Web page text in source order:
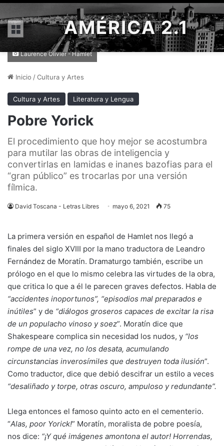
Menú AMÉRICA 2.1
Laurence Olivier - Hamlet
Inicio /Cultura y Artes
Cultura y Artes Literatura y Lengua
Pobre Yorick
El procedimiento que hoy mejor se acostumbra
para mutilar las obras de inteligencia y
convertirlas en lamidas e inanes bazofias para el
“gran público” es trocarlas por una versión
fílmica.
David Toscana - Letras Libres mayo 6, 2021 75
La primera versión en español de Hamlet nos llegó a
finales del siglo XVIII por la mano traductora de Leandro
Fernández de Moratín. Dramaturgo también, escribe un
prólogo en el que lo mismo celebra las virtudes de la obra,
que critica lo que a él le parecen graves defectos. Habla de
“accidentes inoportunos”, “episodios mal preparados e
inútiles” y de “diálogos groseros capaces de excitar la risa
de un populacho vinoso y soez”. Moratín dice que
Shakespeare complica sin necesidad los nudos, y “los
rompe de una vez, no los desata, acumulando
circunstancias inverosímiles que destruyen toda ilusión”.
Como traductor, dice que debió descifrar un estilo a veces
“desaliñado y torpe, otras oscuro, ampuloso y redundante”.
Llega entonces el famoso quinto acto en el cementerio.
“Alas, poor Yorick!” Moratín, moralista de pobre poesía,
nos dice: “¡Y qué imágenes amontona el autor! Horrendas,